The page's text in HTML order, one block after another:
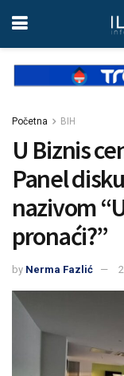
Početna BIH
U Biznis
Panel
nazivom
pronaći?”
by Nerma Fazlić